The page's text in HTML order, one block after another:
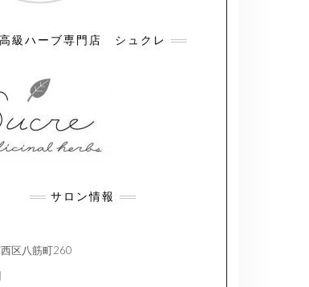
高級ハーブ専門店 シュクレ
サロン情報
区八筋町260